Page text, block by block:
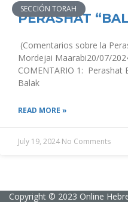
SECCIÓN TORAH
PERASHAT
(Comentarios sobre la
Mordejai Maarabi20/07/
COMENTARIO 1: Perashat
Balak
READ MORE »
July 19, 2024 No Comments
Copyright © 2023 Online